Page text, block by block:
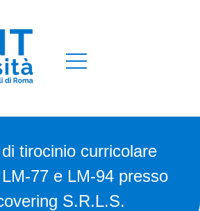
tirocinio curricolare
77 e LM-94 presso
S.R.L.S.